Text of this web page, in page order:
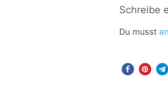
Schreibe
Du musst